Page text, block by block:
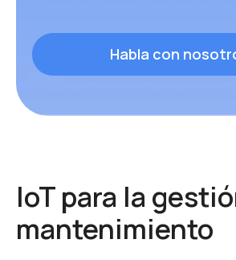
Habla con
IoT para la
mantenimiento